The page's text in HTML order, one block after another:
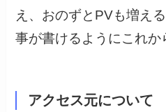
え、おのずとPVも増え
事が書けるようにこれか
アクセス元について